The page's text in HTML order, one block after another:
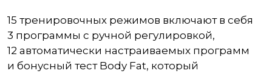
15 тренировочных режимов включают в себя
3 программы с ручной регулировкой,
12 автоматически настраиваемых программ
и бонусный тест Body Fat, который